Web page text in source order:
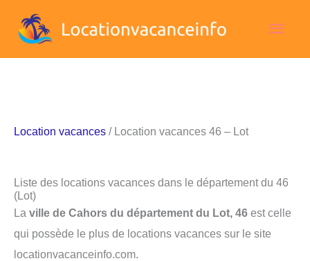
Location vacances / Location vacances 46 – Lot
Liste des locations vacances dans le département du 46
(Lot)
La ville de Cahors du département du Lot, 46 est celle
qui possède le plus de locations vacances sur le site
locationvacanceinfo.com.